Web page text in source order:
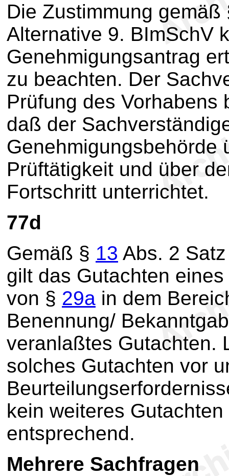
Die Zustimmung
Alternative 9. BImSchV
Genehmigungsantrag
zu beachten. Der
Prüfung des Vorhabens
daß der
Genehmigungsbehörde
Prüftätigkeit und über
Fortschritt unterrichtet.
77d
Gemäß § 13 Abs. 2
gilt das Gutachten
von § 29a in dem
Benennung/
veranlaßtes Gutachten.
solches Gutachten vor
kein weiteres
entsprechend.
Mehrere Sachfragen